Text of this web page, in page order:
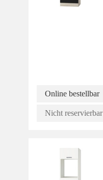
Online bestellbar
Nicht reservierbar